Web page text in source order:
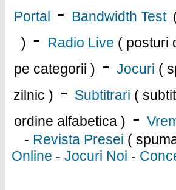
Portal - Bandwidth Test
) - Radio Live ( posturi
pe categorii ) - Jocuri (
zilnic ) - Subtitrari (
ordine alfabetica ) -
- Revista Presei (
Online - Jocuri Noi -